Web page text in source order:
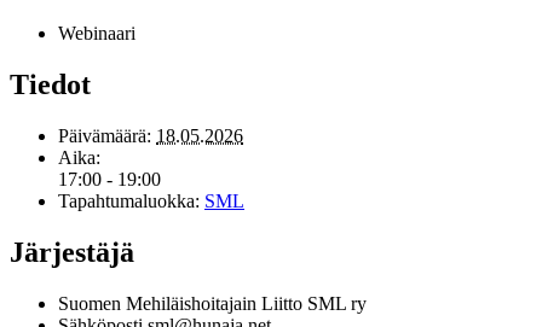
Webinaari
Tiedot
Päivämäärä: 18.05.2026
Aika:
17:00 - 19:00
Tapahtumaluokka: SML
Järjestäjä
Suomen Mehiläishoitajain Liitto SML ry